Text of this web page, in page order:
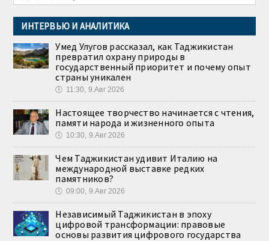
ИНТЕРВЬЮ И АНАЛИТИКА
Умед Улугов рассказал, как Таджикистан
превратил охрану природы в
государственный приоритет и почему опыт
страны уникален
🕔 11:30, 9.Авг 2026
Настоящее творчество начинается с чтения,
памяти народа и жизненного опыта
🕔 10:30, 9.Авг 2026
Чем Таджикистан удивит Италию на
международной выставке редких
памятников?
🕔 09:00, 9.Авг 2026
Независимый Таджикистан в эпоху
цифровой трансформации: правовые
основы развития цифрового государства